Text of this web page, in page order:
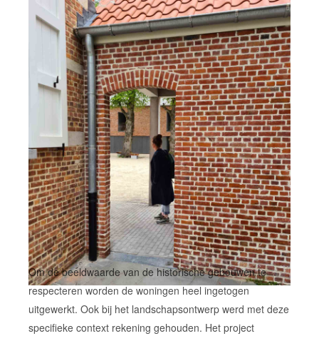
Om de beeldwaarde van de historische gebouwen te
respecteren worden de woningen heel ingetogen
uitgewerkt. Ook bij het landschapsontwerp werd met deze
specifieke context rekening gehouden. Het project